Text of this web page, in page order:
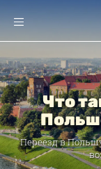
Что
Переезд в